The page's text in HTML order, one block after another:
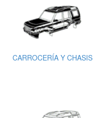
CARROCERÍA Y CHASIS